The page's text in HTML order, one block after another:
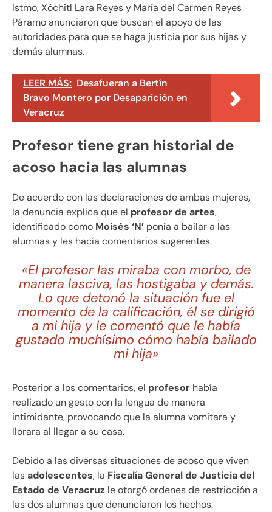
Istmo, Xóchitl Lara Reyes y María del Carmen Reyes
Páramo anunciaron que buscan el apoyo de las
autoridades para que se haga justicia por sus hijas y
demás alumnas.
LEER MÁS: Desafueran a Bertín
Bravo Montero por Desaparición en
Veracruz
Profesor tiene gran historial de
acoso hacia las alumnas
De acuerdo con las declaraciones de ambas mujeres,
la denuncia explica que el profesor de artes,
identificado como Moisés ‘N’ ponía a bailar a las
alumnas y les hacía comentarios sugerentes.
«El profesor las miraba con morbo, de
manera lasciva, las hostigaba y demás.
Lo que detonó la situación fue el
momento de la calificación, él se dirigió
a mi hija y le comentó que le había
gustado muchísimo cómo había bailado
mi hija»
Posterior a los comentarios, el profesor había
realizado un gesto con la lengua de manera
intimidante, provocando que la alumna vomitara y
llorara al llegar a su casa.
Debido a las diversas situaciones de acoso que viven
lasadolescentes, la Fiscalía General de Justicia del
Estado de Veracruz le otorgó ordenes de restricción a
las dos alumnas que denunciaron los hechos.